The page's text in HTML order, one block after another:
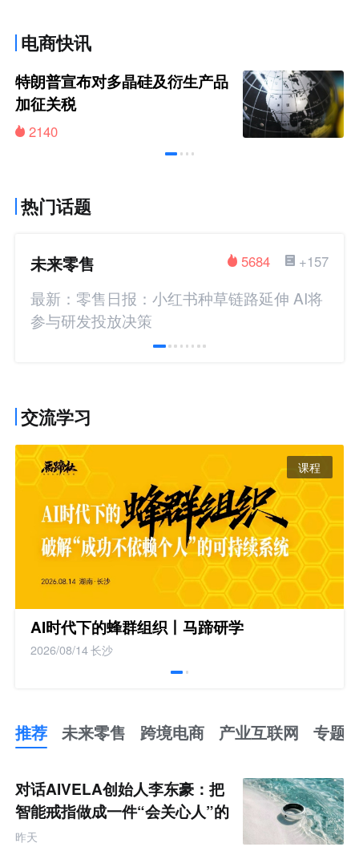
电商快讯
特朗普宣布对多晶硅及衍生产品
加征关税
2140
热门话题
未来零售 +157
5684
最新：零售日报：小红书种草链路延伸 AI将
参与研发投放决策
交流学习
课程
AI时代下的蜂群组织丨马蹄研学
2026/08/14长沙
推荐 未来零售 跨境电商 产业互联网 专题
来
零
售
跨
境
对话AIVELA创始人李东豪：把
智能戒指做成一件“会关心人”的
饰品
昨天